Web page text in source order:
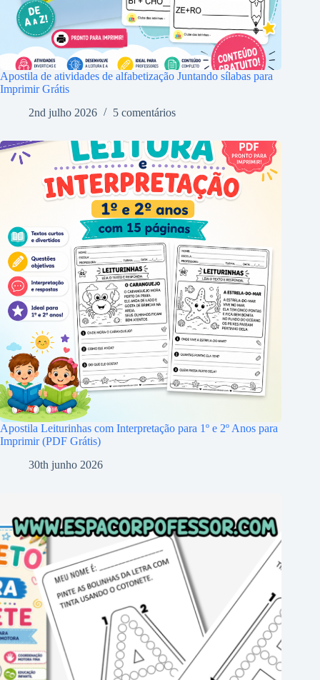
Apostila de atividades de alfabetização Juntando sílabas para
Imprimir Grátis
2nd julho 2026
5 comentários
Apostila Leiturinhas com Interpretação para 1º e 2º Anos para
Imprimir (PDF Grátis)
30th junho 2026